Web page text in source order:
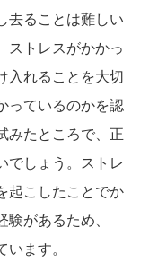
去ることは難しい
ストレスがかかっ
入れることを大切
っているのかを認
みたところで、正
でしょう。ストレ
起こしたことでか
があるため、
ます。